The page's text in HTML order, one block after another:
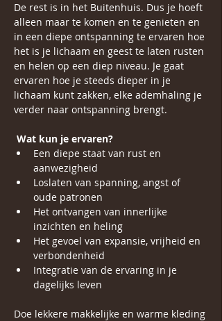
De rest is in het Buitenhuis. Dus je hoeft
alleen maar te komen en te genieten en
in een diepe ontspanning te ervaren hoe
het is je lichaam en geest te laten rusten
en helen op een diep niveau. Je gaat
ervaren hoe je steeds dieper in je
lichaam kunt zakken, elke ademhaling je
verder naar ontspanning brengt.
Wat kun je ervaren?
Een diepe staat van rust en
aanwezigheid
Loslaten van spanning, angst of
oude patronen
Het ontvangen van innerlijke
inzichten en heling
Het gevoel van expansie, vrijheid en
verbondenheid
Integratie van de ervaring in je
dagelijks leven
Doe lekkere makkelijke en warme kleding